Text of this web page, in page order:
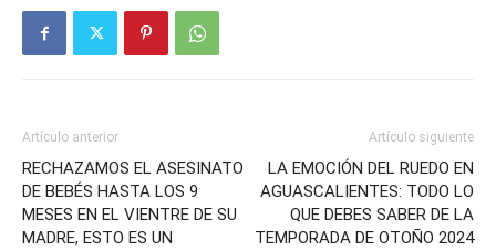
Artículo anterior
RECHAZAMOS EL ASESINATO
DE BEBÉS HASTA LOS 9
MESES EN EL VIENTRE DE SU
MADRE, ESTO ES UN
Artículo siguiente
LA EMOCIÓN DEL RUEDO EN
AGUASCALIENTES: TODO LO
QUE DEBES SABER DE LA
TEMPORADA DE OTOÑO 2024